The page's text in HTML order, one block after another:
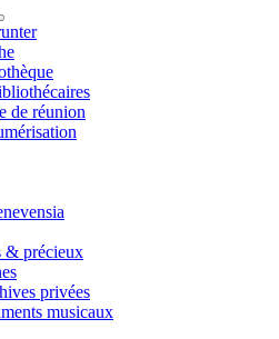
de réunion
& précieux
privées
musicaux